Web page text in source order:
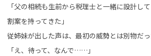
「父の相続も生前から税理士と一緒に設計し
割案を持ってきた」
従姉妹が出した声は、最初の威勢とは別物だっ
「え、待って、なんで……」